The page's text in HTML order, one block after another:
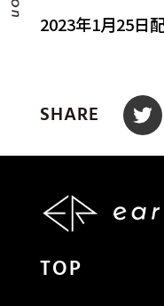
2023年1月25日
SHARE
TOP